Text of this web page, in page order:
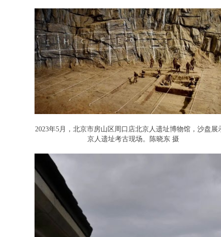
2023年5月，北京市房山区周口店北京人遗址博物馆，沙盘展
京人遗址考古现场。陈晓东 摄